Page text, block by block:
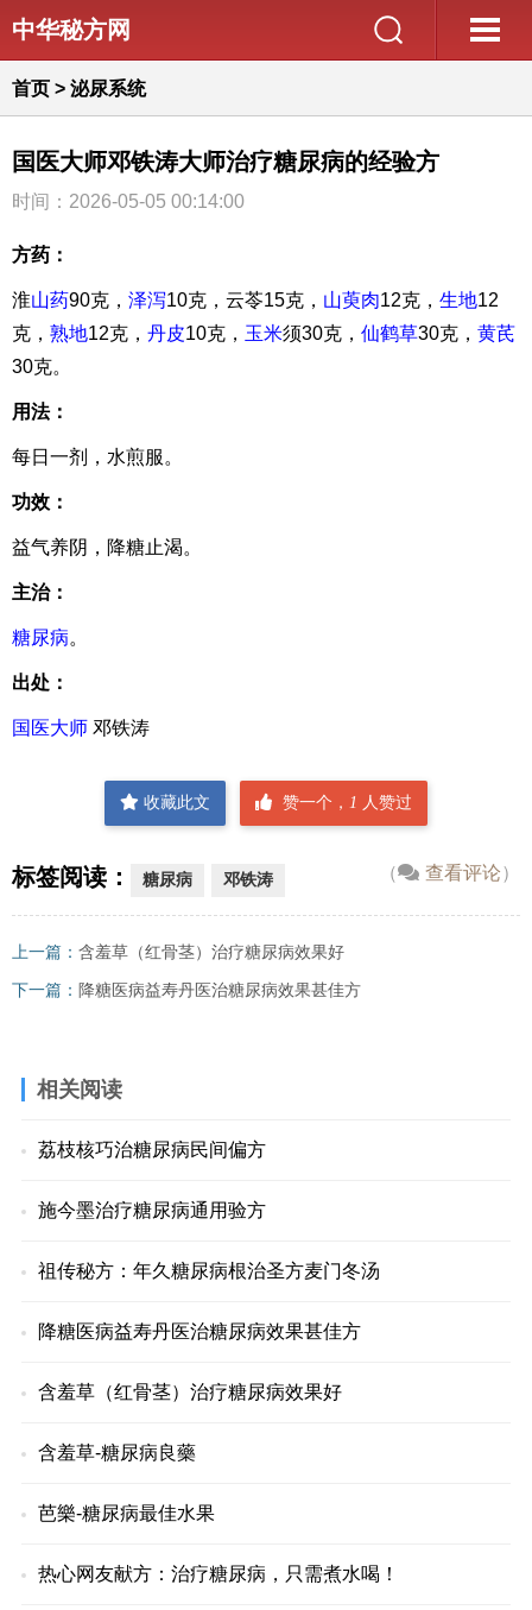
中华秘方网
首页 > 泌尿系统
国医大师邓铁涛大师治疗糖尿病的经验方
时间：2026-05-05 00:14:00
方药：
淮山药90克， 泽泻10克，云苓15克， 山萸肉12克， 生地12
克， 熟地12克， 丹皮10克， 玉米须30克， 仙鹤草30克， 黄芪
30克。
用法：
每日一剂，水煎服。
功效：
益气养阴，降糖止渴。
主治：
糖尿病。
出处：
国医大师 邓铁涛
收藏此文 赞一个，1 人赞过
（ 查看评论）
标签阅读： 糖尿病 邓铁涛
上一篇： 含羞草（红骨茎）治疗糖尿病效果好
下一篇： 降糖医病益寿丹医治糖尿病效果甚佳方
相关阅读
荔枝核巧治糖尿病民间偏方
施今墨治疗糖尿病通用验方
祖传秘方：年久糖尿病根治圣方麦门冬汤
降糖医病益寿丹医治糖尿病效果甚佳方
含羞草（红骨茎）治疗糖尿病效果好
含羞草-糖尿病良藥
芭樂-糖尿病最佳水果
热心网友献方：治疗糖尿病，只需煮水喝！